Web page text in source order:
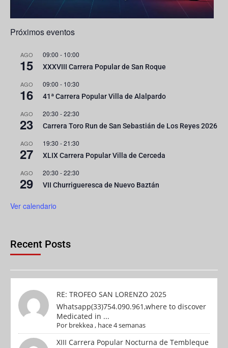
Próximos eventos
AGO
15
09:00 - 10:00
XXXVIII Carrera Popular de San Roque
AGO
16
09:00 - 10:30
41ª Carrera Popular Villa de Alalpardo
AGO
23
20:30 -22:30
Carrera Toro Run de San Sebastián de Los Reyes 2026
AGO
27
19:30 -21:30
XLIX Carrera Popular Villa de Cerceda
AGO
29
20:30 -22:30
VII Churrigueresca de Nuevo Baztán
Ver calendario
Recent Posts
RE: TROFEO SAN LORENZO 2025
Whatsapp(33)754.090.961,where to discover
Medicated in ...
Por brekkea, hace 4 semanas
XIII Carrera Popular Nocturna de Tembleque